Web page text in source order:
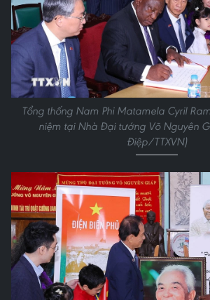
Tổng thống Nam Phi Matamela Cyril
niệm tại Nhà Đại tướng Võ Nguyên
Điệp/TTXVN)